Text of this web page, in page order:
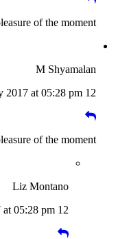
of the moment
M Shyamalan
12 May 2017 at 05:28 pm
of the moment
Liz Montano
12 May 2017 at 05:28 pm